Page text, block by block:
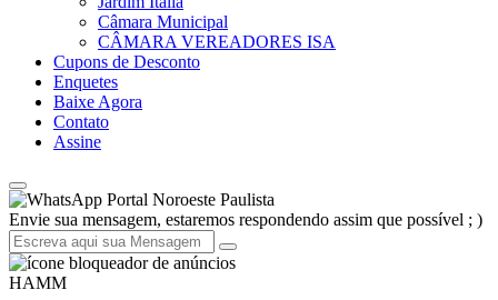
Câmara Municipal
CÂMARA VEREADORES ISA
Cupons de Desconto
Enquetes
Baixe Agora
Contato
Assine
Portal Noroeste Paulista
Envie sua mensagem, estaremos respondendo assim que possível ; )
HAMM